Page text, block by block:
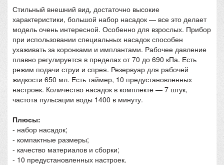
Стильный внешний вид, достаточно высокие
характеристики, большой набор насадок — все это делает
модель очень интересной. Особенно для взрослых. Прибор
при использовании специальных насадок способен
ухаживать за коронками и имплантами. Рабочее давление
плавно регулируется в пределах от 70 до 690 кПа. Есть
режим подачи струи и спрея. Резервуар для рабочей
жидкости 650 мл. Есть таймер, 10 предустановленных
настроек. Количество насадок в комплекте — 7 штук,
частота пульсации воды 1400 в минуту.
Плюсы:
- набор насадок;
- компактные размеры;
- качество материалов и сборки;
- 10 предустановленных настроек.